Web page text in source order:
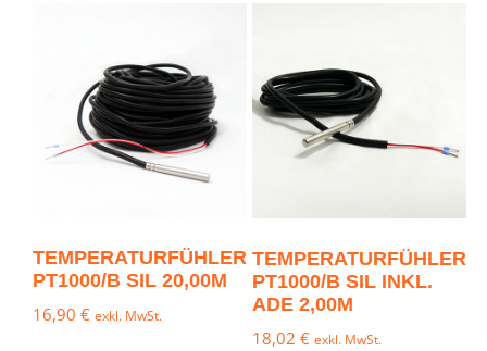
TEMPERATURFÜHLER
PT1000/B SIL 20,00M
16,90 € exkl. MwSt.
TEMPERATURFÜHLER
PT1000/B SIL INKL.
ADE 2,00M
18,02 € exkl. MwSt.